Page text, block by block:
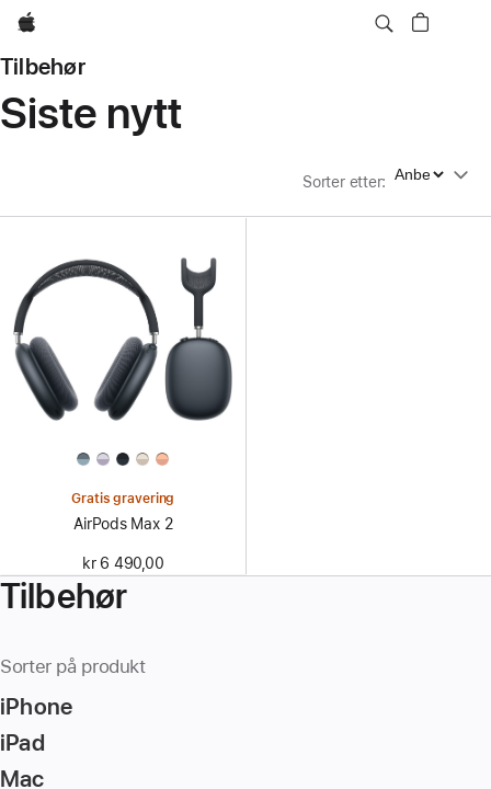
Apple
Tilbehør
Siste nytt
Sorter etter: Sorter etter
Gratis gravering
AirPods Max 2
kr 6 490,00
Tilbehør
Sorter på produkt
iPhone
iPad
Mac